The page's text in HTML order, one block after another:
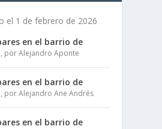
el 1 de febrero de 2026
en el barrio de
, por Alejandro Aponte
en el barrio de
, por Alejandro Ane Andrés
en el barrio de